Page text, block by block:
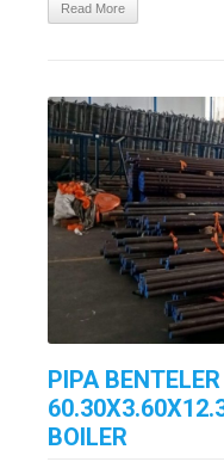
Read More
PIPA
BOILER